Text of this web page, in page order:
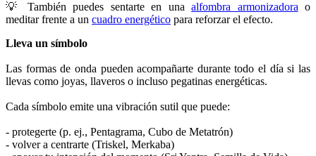
💡 También puedes sentarte en unaalfombra armonizadora o
meditar frente a un cuadro energético para reforzar el efecto.
Lleva un símbolo
Las formas de onda pueden acompañarte durante todo el día si las
llevas como joyas, llaveros o incluso pegatinas energéticas.
Cada símbolo emite una vibración sutil que puede:
- protegerte (p. ej., Pentagrama, Cubo de Metatrón)
- volver a centrarte (Triskel, Merkaba)